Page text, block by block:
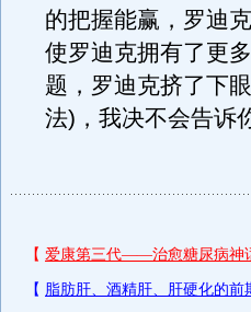
的把握能赢，罗迪
使罗迪克拥有了更
题，罗迪克挤了下
法)，我决不会告诉